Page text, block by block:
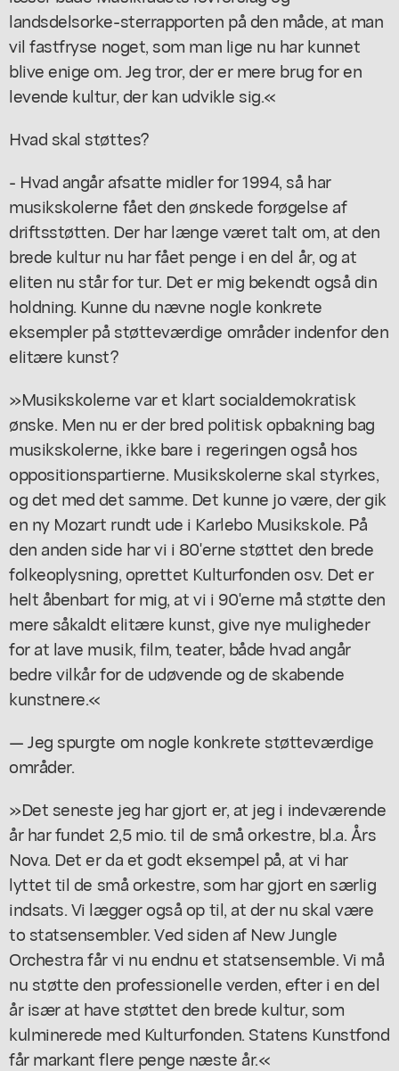
landsdelsorke-sterrapporten på den måde, at man
vil fastfryse noget, som man lige nu har kunnet
blive enige om. Jeg tror, der er mere brug for en
levende kultur, der kan udvikle sig.«
Hvad skal støttes?
- Hvad angår afsatte midler for 1994, så har
musikskolerne fået den ønskede forøgelse af
driftsstøtten. Der har længe været talt om, at den
brede kultur nu har fået penge i en del år, og at
eliten nu står for tur. Det er mig bekendt også din
holdning. Kunne du nævne nogle konkrete
eksempler på støtteværdige områder indenfor den
elitære kunst?
»Musikskolerne var et klart socialdemokratisk
ønske. Men nu er der bred politisk opbakning bag
musikskolerne, ikke bare i regeringen også hos
oppositionspartierne. Musikskolerne skal styrkes,
og det med det samme. Det kunne jo være, der gik
en ny Mozart rundt ude i Karlebo Musikskole. På
den anden side har vi i 80'erne støttet den brede
folkeoplysning, oprettet Kulturfonden osv. Det er
helt åbenbart for mig, at vi i 90'erne må støtte den
mere såkaldt elitære kunst, give nye muligheder
for at lave musik, film, teater, både hvad angår
bedre vilkår for de udøvende og de skabende
kunstnere.«
— Jeg spurgte om nogle konkrete støtteværdige
områder.
»Det seneste jeg har gjort er, at jeg i indeværende
år har fundet 2,5 mio. til de små orkestre, bl.a. Års
Nova. Det er da et godt eksempel på, at vi har
lyttet til de små orkestre, som har gjort en særlig
indsats. Vi lægger også op til, at der nu skal være
to statsensembler. Ved siden af New Jungle
Orchestra får vi nu endnu et statsensemble. Vi må
nu støtte den professionelle verden, efter i en del
år især at have støttet den brede kultur, som
kulminerede med Kulturfonden. Statens Kunstfond
får markant flere penge næste år.«